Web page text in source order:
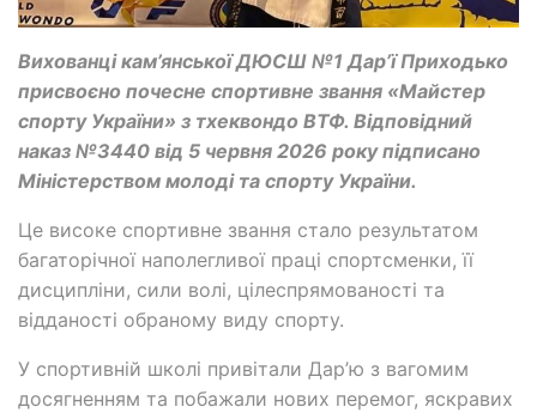
Вихованці кам’янської ДЮСШ №1 Дар’ї Приходько
присвоєно почесне спортивне звання «Майстер
спорту України» з тхеквондо ВТФ. Відповідний
наказ №3440 від 5 червня 2026 року підписано
Міністерством молоді та спорту України.
Це високе спортивне звання стало результатом
багаторічної наполегливої праці спортсменки, її
дисципліни, сили волі, цілеспрямованості та
відданості обраному виду спорту.
У спортивній школі привітали Дар’ю з вагомим
досягненням та побажали нових перемог, яскравих